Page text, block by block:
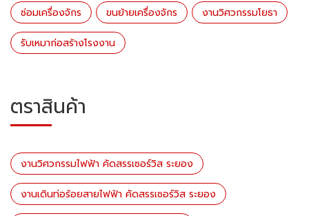
ซ่อมเครื่องจักร ขนย้ายเครื่องจักร งานวิศวกรรมโยธา
รับเหมาก่อสร้างโรงงาน
ตราสินค้า
งานวิศวกรรมไฟฟ้า คัดสรรเซอร์วิส ระยอง
งานเดินท่อร้อยสายไฟฟ้า คัดสรรเซอร์วิส ระยอง